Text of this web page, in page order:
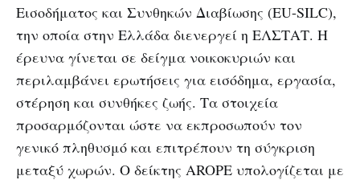
Εισοδήματος και Συνθηκών Διαβίωσης (EU-SILC),
την οποία στην Ελλάδα διενεργεί η ΕΛΣΤΑΤ. Η
έρευνα γίνεται σε δείγμα νοικοκυριών και
περιλαμβάνει ερωτήσεις για εισόδημα, εργασία,
στέρηση και συνθήκες ζωής. Τα στοιχεία
προσαρμόζονται ώστε να εκπροσωπούν τον
γενικό πληθυσμό και επιτρέπουν τη σύγκριση
μεταξύ χωρών. Ο δείκτης AROPE υπολογίζεται με